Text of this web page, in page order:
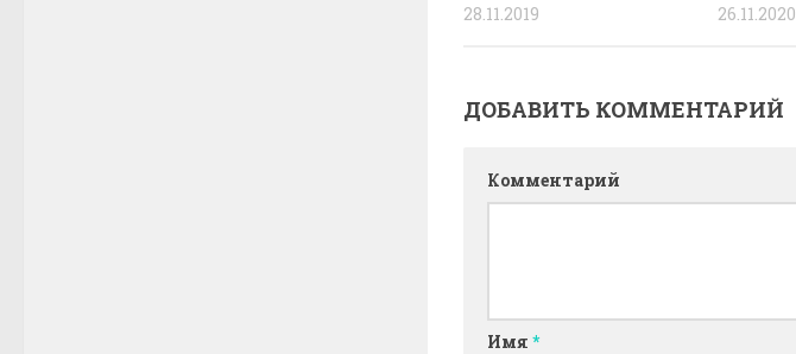
28.11.2019 26.11.2020
ДОБАВИТЬ КОММЕНТАРИЙ
Комментарий
Имя *